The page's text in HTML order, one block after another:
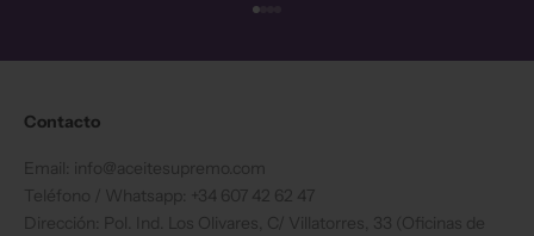
Ir al artículo 1
Ir al artículo 2
Contacto
Email: info@aceitesupremo.com
Teléfono / Whatsapp: +34 607 42 62 47
Dirección: Pol. Ind. Los Olivares, C/ Villatorres, 33 (Oficinas de